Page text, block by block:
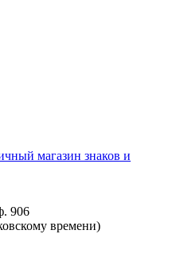
магазин знаков и
906
времени)